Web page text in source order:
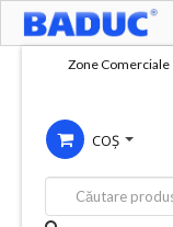
Compania
Servicii
Productie
Zone Comerciale
COȘ